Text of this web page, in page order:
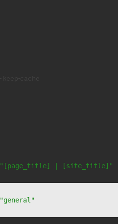
"[page_title] | [site_title]"
"general"